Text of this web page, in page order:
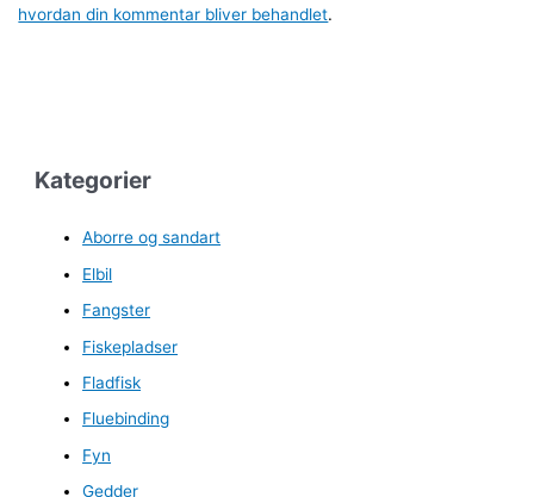
hvordan din kommentar bliver behandlet.
Kategorier
Aborre og sandart
Elbil
Fangster
Fiskepladser
Fladfisk
Fluebinding
Fyn
Gedder